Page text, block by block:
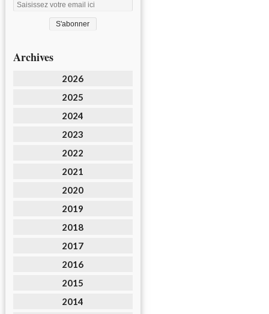
Archives
2026
2025
2024
2023
2022
2021
2020
2019
2018
2017
2016
2015
2014